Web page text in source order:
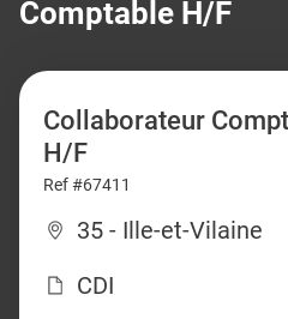
Comptable H/F
Collaborateur
H/F
Ref #67411
35 - Ille-et-Vilaine
CDI